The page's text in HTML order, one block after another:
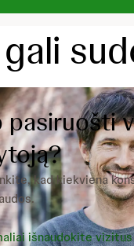
pasiruošti
kad kiekviena
išnaudokite vizitus